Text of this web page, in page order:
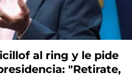
al ring y le pide
"Retirate,